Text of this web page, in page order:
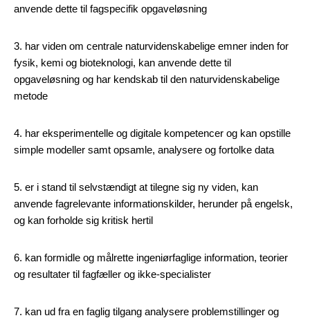
anvende dette til fagspecifik opgaveløsning
3. har viden om centrale naturvidenskabelige emner inden for
fysik, kemi og bioteknologi, kan anvende dette til
opgaveløsning og har kendskab til den naturvidenskabelige
metode
4. har eksperimentelle og digitale kompetencer og kan opstille
simple modeller samt opsamle, analysere og fortolke data
5. er i stand til selvstændigt at tilegne sig ny viden, kan
anvende fagrelevante informationskilder, herunder på engelsk,
og kan forholde sig kritisk hertil
6. kan formidle og målrette ingeniørfaglige information, teorier
og resultater til fagfæller og ikke-specialister
7. kan ud fra en faglig tilgang analysere problemstillinger og